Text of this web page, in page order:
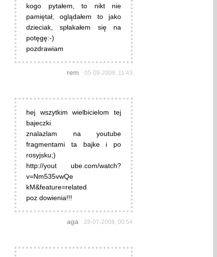
kogo pytałem, to nikt nie
pamiętał, oglądałem to jako
dzieciak, spłakałem się na
potęgę:-)
pozdrawiam
rem 05-09-2008, 11:43
hej wszytkim wielbicielom tej
bajeczki
znalazlam na youtube
fragmentami ta bajke i po
rosyjsku;)
http://yout ube.com/watch?
v=Nm535vwQe
kM&feature=related
poz dowienia!!!
aga 28-07-2008, 00:54